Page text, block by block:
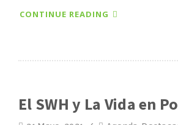
CONTINUE READING
El SWH y La Vida en